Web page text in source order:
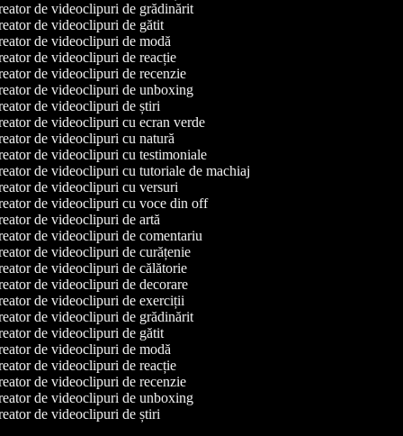
de videoclipuri de grădinărit
de videoclipuri de gătit
de videoclipuri de modă
de videoclipuri de reacție
de videoclipuri de recenzie
de videoclipuri de unboxing
de videoclipuri de știri
de videoclipuri cu ecran verde
de videoclipuri cu natură
de videoclipuri cu testimoniale
de videoclipuri cu tutoriale de machiaj
de videoclipuri cu versuri
de videoclipuri cu voce din off
de videoclipuri de artă
de videoclipuri de comentariu
de videoclipuri de curățenie
de videoclipuri de călătorie
de videoclipuri de decorare
de videoclipuri de exerciții
de videoclipuri de grădinărit
de videoclipuri de gătit
de videoclipuri de modă
de videoclipuri de reacție
de videoclipuri de recenzie
de videoclipuri de unboxing
de videoclipuri de știri